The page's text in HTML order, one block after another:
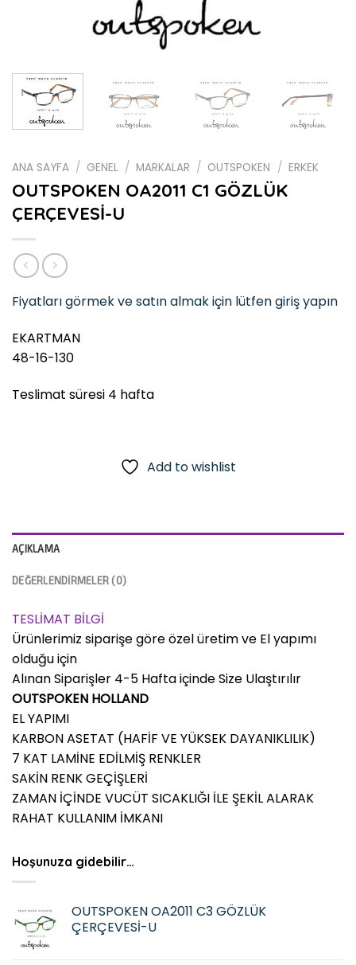
ANA SAYFA / GENEL / MARKALAR / OUTSPOKEN / ERKEK
OUTSPOKEN OA2011 C1 GÖZLÜK
ÇERÇEVESİ-U
Fiyatları görmek ve satın almak için lütfen giriş yapın
EKARTMAN
48-16-130
Teslimat süresi 4 hafta
Add to wishlist
AÇIKLAMA
DEĞERLENDIRMELER (0)
TESLİMAT BİLGİ
Ürünlerimiz siparişe göre özel üretim ve El yapımı
olduğu için
Alınan Siparişler 4-5 Hafta içinde Size Ulaştırılır
OUTSPOKEN HOLLAND
EL YAPIMI
KARBON ASETAT (HAFİF VE YÜKSEK DAYANIKLILIK)
7 KAT LAMİNE EDİLMİŞ RENKLER
SAKİN RENK GEÇİŞLERİ
ZAMAN İÇİNDE VUCÜT SICAKLIĞI İLE ŞEKİL ALARAK
RAHAT KULLANIM İMKANI
Hoşunuza gidebilir…
OUTSPOKEN OA2011 C3 GÖZLÜK
ÇERÇEVESİ-U